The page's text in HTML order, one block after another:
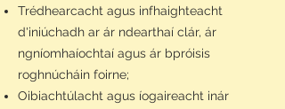
Trédhearcacht agus infhaighteacht
d'iniúchadh ar ár ndearthaí clár, ár
ngníomhaíochtaí agus ár bpróisis
roghnúcháin foirne;
Oibiachtúlacht agus íogaireacht inár